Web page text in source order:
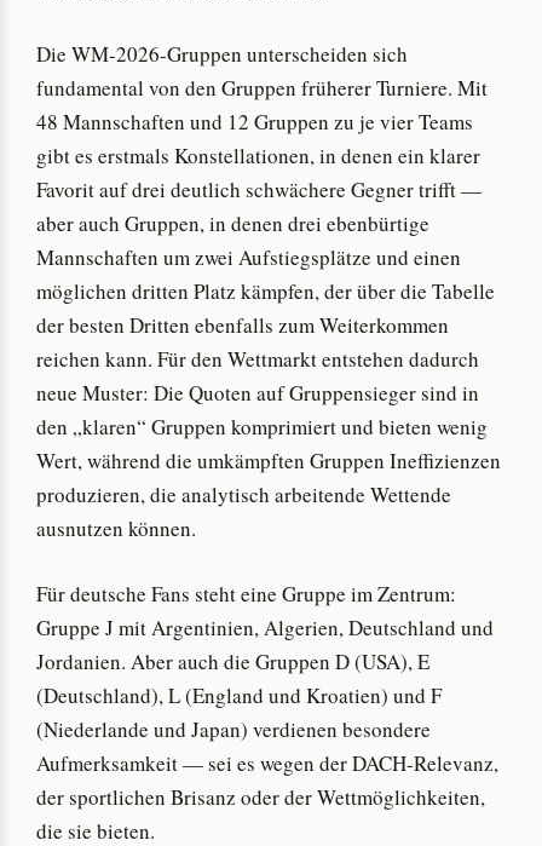
Die WM-2026-Gruppen unterscheiden sich
fundamental von den Gruppen früherer Turniere. Mit
48 Mannschaften und 12 Gruppen zu je vier Teams
gibt es erstmals Konstellationen, in denen ein klarer
Favorit auf drei deutlich schwächere Gegner trifft —
aber auch Gruppen, in denen drei ebenbürtige
Mannschaften um zwei Aufstiegsplätze und einen
möglichen dritten Platz kämpfen, der über die Tabelle
der besten Dritten ebenfalls zum Weiterkommen
reichen kann. Für den Wettmarkt entstehen dadurch
neue Muster: Die Quoten auf Gruppensieger sind in
den „klaren“ Gruppen komprimiert und bieten wenig
Wert, während die umkämpften Gruppen Ineffizienzen
produzieren, die analytisch arbeitende Wettende
ausnutzen können.
Für deutsche Fans steht eine Gruppe im Zentrum:
Gruppe J mit Argentinien, Algerien, Deutschland und
Jordanien. Aber auch die Gruppen D (USA), E
(Deutschland), L (England und Kroatien) und F
(Niederlande und Japan) verdienen besondere
Aufmerksamkeit — sei es wegen der DACH-Relevanz,
der sportlichen Brisanz oder der Wettmöglichkeiten,
die sie bieten.